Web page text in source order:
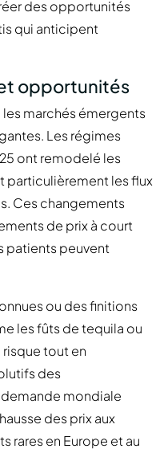
des opportunités
qui anticipent
opportunités
marchés émergents
Les régimes
ont remodelé les
particulièrement les flux
Ces changements
de prix à court
patients peuvent
ou des finitions
les fûts de tequila ou
tout en
des
mondiale
des prix aux
rares en Europe et au